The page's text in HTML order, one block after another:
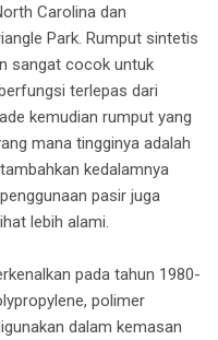
Carolina dan
Park. Rumput sintetis
sangat cocok untuk
terlepas dari
kemudian rumput yang
mana tingginya adalah
kedalamnya
pasir juga
lebih alami.
pada tahun 1980-
polimer
dalam kemasan